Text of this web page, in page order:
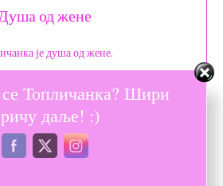
од жене
је душа од жене.
истезање јелена красић
Топличанка? Шири
даље! :)